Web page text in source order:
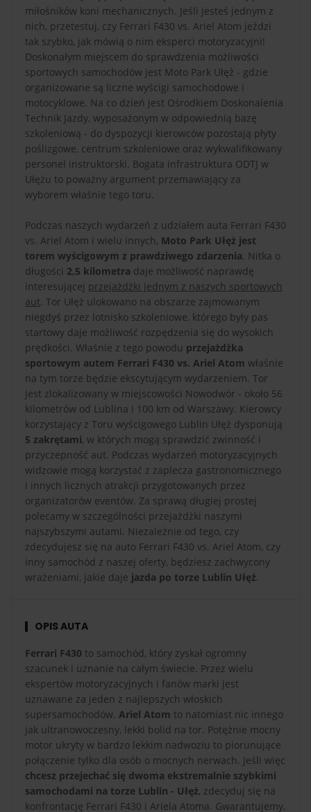
miłośników koni mechanicznych. Jeśli jesteś jednym z
nich, przetestuj, czy Ferrari F430 vs. Ariel Atom jeździ
tak szybko, jak mówią o nim eksperci motoryzacyjni!
Doskonałym miejscem do sprawdzenia możliwości
sportowych samochodów jest Moto Park Ułęż - gdzie
organizowane są liczne wyścigi samochodowe i
motocyklowe. Na co dzień jest Ośrodkiem Doskonalenia
Technik Jazdy, wyposażonym w odpowiednią bazę
szkoleniową - do dyspozycji kierowców pozostają płyty
poślizgowe, centrum szkoleniowe oraz wykwalifikowany
personel instruktorski. Bogata infrastruktura ODTJ w
Ułężu to poważny argument przemawiający za
wyborem właśnie tego toru.
Podczas naszych wydarzeń z udziałem auta Ferrari F430
vs. Ariel Atom i wielu innych, Moto Park Ułęż jest
torem wyścigowym z prawdziwego zdarzenia. Nitka o
długości 2,5 kilometra daje możliwość naprawdę
interesującej przejażdżki jednym z naszych sportowych
aut. Tor Ułęż ulokowano na obszarze zajmowanym
niegdyś przez lotnisko szkoleniowe, którego były pas
startowy daje możliwość rozpędzenia się do wysokich
prędkości. Właśnie z tego powodu przejażdżka
sportowym autem Ferrari F430 vs. Ariel Atom właśnie
na tym torze będzie ekscytującym wydarzeniem. Tor
jest zlokalizowany w miejscowości Nowodwór - około 56
kilometrów od Lublina i 100 km od Warszawy. Kierowcy
korzystający z Toru wyścigowego Lublin Ułęż dysponują
5 zakrętami, w których mogą sprawdzić zwinność i
przyczepność aut. Podczas wydarzeń motoryzacyjnych
widzowie mogą korzystać z zaplecza gastronomicznego
i innych licznych atrakcji przygotowanych przez
organizatorów eventów. Za sprawą długiej prostej
polecamy w szczególności przejażdżki naszymi
najszybszymi autami. Niezależnie od tego, czy
zdecydujesz się na auto Ferrari F430 vs. Ariel Atom, czy
inny samochód z naszej oferty, będziesz zachwycony
wrażeniami, jakie daje jazda po torze Lublin Ułęż.
OPIS AUTA
Ferrari F430 to samochód, który zyskał ogromny
szacunek i uznanie na całym świecie. Przez wielu
ekspertów motoryzacyjnych i fanów marki jest
uznawane za jeden z najlepszych włoskich
supersamochodów. Ariel Atom to natomiast nic innego
jak ultranowoczesny, lekki bolid na tor. Potężnie mocny
motor ukryty w bardzo lekkim nadwoziu to piorunujące
połączenie tylko dla osób o mocnych nerwach. Jeśli więc
chcesz przejechać się dwoma ekstremalnie szybkimi
samochodami na torze Lublin - Ułęż, zdecyduj się na
konfrontację Ferrari F430 i Ariela Atoma. Gwarantujemy,